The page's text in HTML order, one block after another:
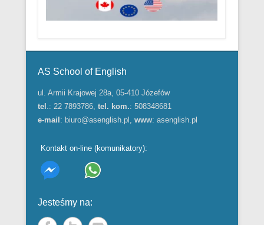
AS School of English
ul. Armii Krajowej 28a, 05-410 Józefów
tel .: 22 7893786, tel. kom.: 508348681
e-mail : biuro@asenglish.pl , www: asenglish.pl
Kontakt on-line (komunikatory):
Jesteśmy na: